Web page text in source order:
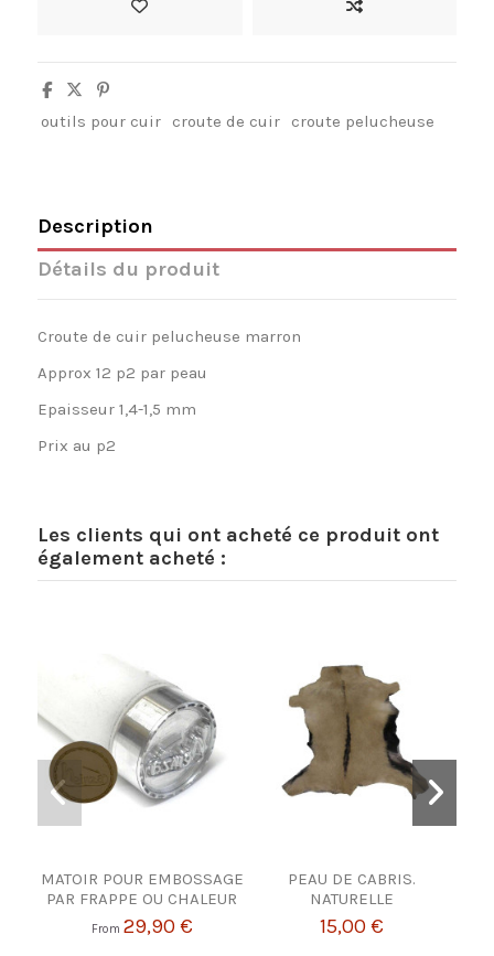
outils pour cuir croute de cuir croute pelucheuse
Description
Détails du produit
Croute de cuir pelucheuse marron
Approx 12 p2 par peau
Epaisseur 1,4-1,5 mm
Prix au p2
Les clients qui ont acheté ce produit ont
également acheté :
MATOIR POUR EMBOSSAGE
PAR FRAPPE OU CHALEUR
From 29,90 €
PEAU DE CABRIS.
NATURELLE
15,00 €